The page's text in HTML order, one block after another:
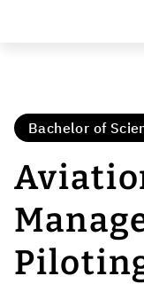
Bachelor of